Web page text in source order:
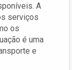
A
serviços
os
é uma
e